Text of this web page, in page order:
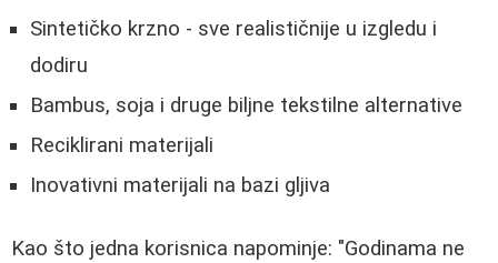
Sintetičko krzno - sve realističnije u izgledu i
dodiru
Bambus, soja i druge biljne tekstilne alternative
Reciklirani materijali
Inovativni materijali na bazi gljiva
Kao što jedna korisnica napominje: "Godinama ne